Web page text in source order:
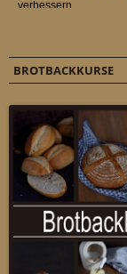
BROTBACKKURSE